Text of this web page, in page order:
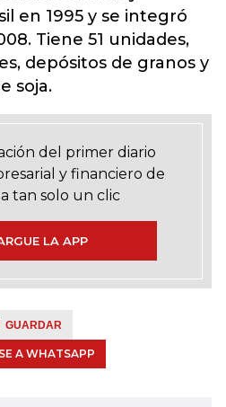
en 1995 y se integró
Tiene 51 unidades,
depósitos de granos y
soja.
del primer diario
y financiero de
tan solo un clic
LA APP
GUARDAR
A WHATSAPP